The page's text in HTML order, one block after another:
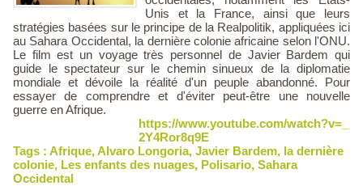
Unis et la France, ainsi que leurs
stratégies basées sur le principe de la Realpolitik, appliquées ici
au Sahara Occidental, la dernière colonie africaine selon l'ONU.
Le film est un voyage très personnel de Javier Bardem qui
guide le spectateur sur le chemin sinueux de la diplomatie
mondiale et dévoile la réalité d'un peuple abandonné. Pour
essayer de comprendre et d'éviter peut-être une nouvelle
guerre en Afrique.
https://www.youtube.com/watch?v=_
2Y4Ror8q9E
Tags : Afrique,Alvaro Longoria, Javier Bardem, la dernière
colonie, Les enfants des nuages, Polisario, Sahara
Occidental